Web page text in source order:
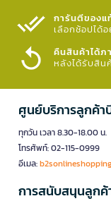
การันตีของแ
เลือกช้อปได้
คืนสินค้าได้ภ
หลังได้รับสิน
ศูนย์บริการลูกค้า
ทุกวัน เวลา 8.30-18.00 น.
โทรศัพท์: 02-115-0999
อีเมล:
การสนับสนุนลูกค้